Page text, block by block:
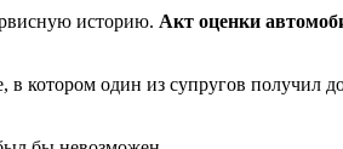
историю. Акт оценки
котором один из супругов получил